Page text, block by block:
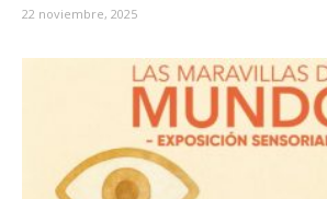
22 noviembre, 2025